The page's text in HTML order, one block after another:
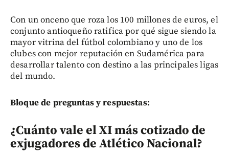
Con un onceno que roza los 100 millones de euros, el
conjunto antioqueño ratifica por qué sigue siendo la
mayor vitrina del fútbol colombiano y uno de los
clubes con mejor reputación en Sudamérica para
desarrollar talento con destino a las principales ligas
del mundo.
Bloque de preguntas y respuestas:
¿Cuánto vale el XI más cotizado de
exjugadores de Atlético Nacional?